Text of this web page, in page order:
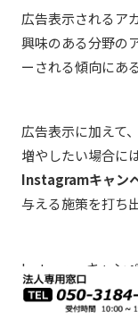
広告表示されるア
興味のある分野の
ーされる傾向にあ
広告表示に加えて
増やしたい場合に
Instagramキャン
与える施策を打ち
Instagramキャン
たユーザーに抽選
効果的にフォロワ